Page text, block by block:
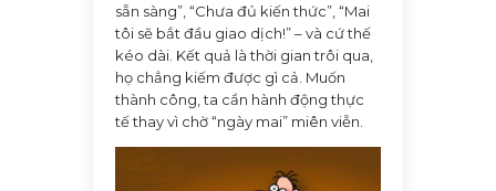
sẵn sàng”, “Chưa đủ kiến thức”, “Mai
tôi sẽ bắt đầu giao dịch!” – và cứ thế
kéo dài. Kết quả là thời gian trôi qua,
họ chẳng kiếm được gì cả. Muốn
thành công, ta cần hành động thực
tế thay vì chờ “ngày mai” miên viễn.